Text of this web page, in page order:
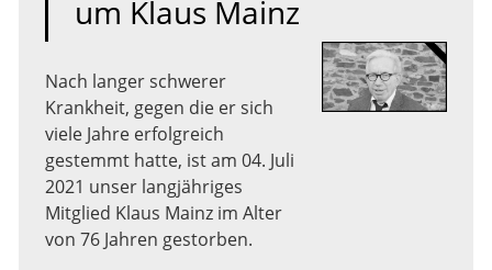
um Klaus Mainz
Nach langer schwerer
Krankheit, gegen die er sich
viele Jahre erfolgreich
gestemmt hatte, ist am 04. Juli
2021 unser langjähriges
Mitglied Klaus Mainz im Alter
von 76 Jahren gestorben.